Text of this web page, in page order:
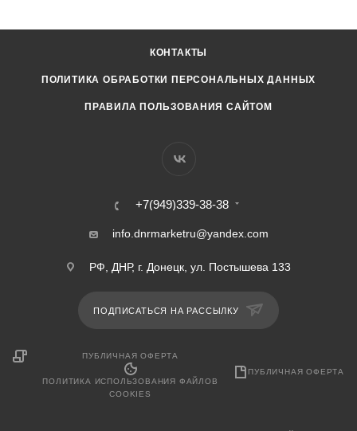
КОНТАКТЫ
ПОЛИТИКА ОБРАБОТКИ ПЕРСОНАЛЬНЫХ ДАННЫХ
ПРАВИЛА ПОЛЬЗОВАНИЯ САЙТОМ
+7(949)339-38-38
info.dnrmarketru@yandex.com
РФ, ДНР, г. Донецк, ул. Постышева 133
ПОДПИСАТЬСЯ НА РАССЫЛКУ
ПУБЛИЧНАЯ ОФЕРТА
ПОЛИТИКА ИСПОЛЬЗОВАНИЯ ФАЙЛОВ
COOKIES
ПУБЛИЧНАЯ ОФЕРТА